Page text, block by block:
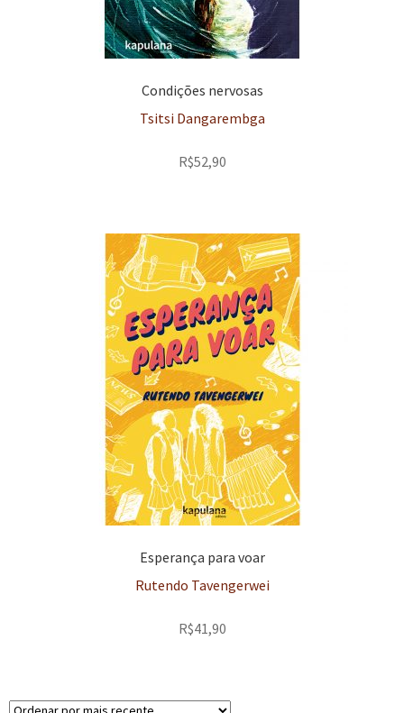
Condições nervosas
Tsitsi Dangarembga
R$52,90
Esperança para voar
Rutendo Tavengerwei
R$41,90